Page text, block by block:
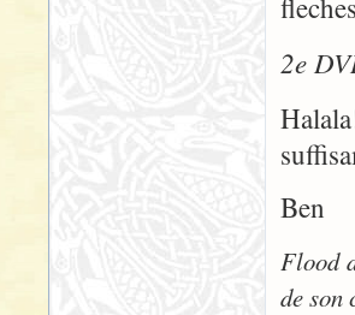
2e
Ben
Flood
de son